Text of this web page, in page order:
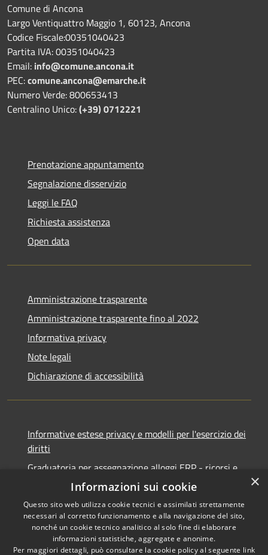
Comune di Ancona
Largo Ventiquattro Maggio 1, 60123, Ancona
Codice Fiscale:00351040423
Partita IVA: 00351040423
Email: info@comune.ancona.it
PEC:comune.ancona@emarche.it
Numero Verde: 800653413
Centralino Unico:(+39) 0712221
Prenotazione appuntamento
Segnalazione disservizio
Leggi le FAQ
Richiesta assistenza
Open data
Amministrazione trasparente
Amministrazione trasparente fino al 2022
Informativa privacy
Note legali
Dichiarazione di accessibilità
Informative estese privacy e modelli per l'esercizio dei
diritti
Graduatoria per assegnazione alloggi ERP - ricorsi e
Copyright © 2026 • Comune di
×
Informazioni sui cookie
Questo sito web utilizza cookie tecnici e assimilati strettamente
necessari al corretto funzionamento e alla navigazione del sito,
nonché un cookie tecnico analitico al solo fine di elaborare
informazioni statistiche, aggregate e anonime.
Per maggiori dettagli, può consultare la cookie policy al seguente link